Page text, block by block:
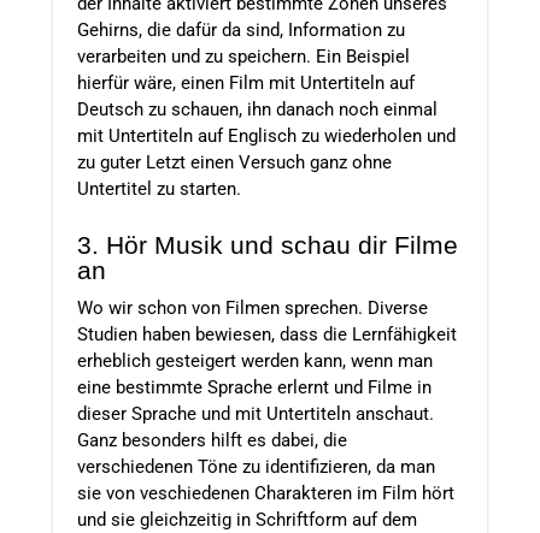
Gehirns, die dafür da sind, Information zu
verarbeiten und zu speichern. Ein Beispiel
hierfür wäre, einen Film mit Untertiteln auf
Deutsch zu schauen, ihn danach noch einmal
mit Untertiteln auf Englisch zu wiederholen und
zu guter Letzt einen Versuch ganz ohne
Untertitel zu starten.
3. Hör Musik und schau dir Filme
an
Wo wir schon von Filmen sprechen. Diverse
Studien haben bewiesen, dass die Lernfähigkeit
erheblich gesteigert werden kann, wenn man
eine bestimmte Sprache erlernt und Filme in
dieser Sprache und mit Untertiteln anschaut.
Ganz besonders hilft es dabei, die
verschiedenen Töne zu identifizieren, da man
sie von veschiedenen Charakteren im Film hört
und sie gleichzeitig in Schriftform auf dem